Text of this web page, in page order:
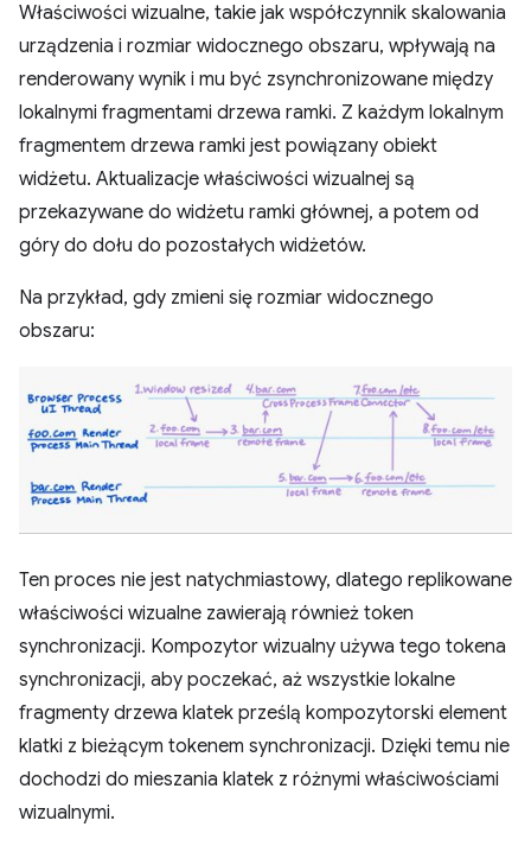
Właściwości wizualne, takie jak współczynnik skalowania
urządzenia i rozmiar widocznego obszaru, wpływają na
renderowany wynik i mu być zsynchronizowane między
lokalnymi fragmentami drzewa ramki. Z każdym lokalnym
fragmentem drzewa ramki jest powiązany obiekt
widżetu. Aktualizacje właściwości wizualnej są
przekazywane do widżetu ramki głównej, a potem od
góry do dołu do pozostałych widżetów.
Na przykład, gdy zmieni się rozmiar widocznego
obszaru:
Ten proces nie jest natychmiastowy, dlatego replikowane
właściwości wizualne zawierają również token
synchronizacji. Kompozytor wizualny używa tego tokena
synchronizacji, aby poczekać, aż wszystkie lokalne
fragmenty drzewa klatek prześlą kompozytorski element
klatki z bieżącym tokenem synchronizacji. Dzięki temu nie
dochodzi do mieszania klatek z różnymi właściwościami
wizualnymi.